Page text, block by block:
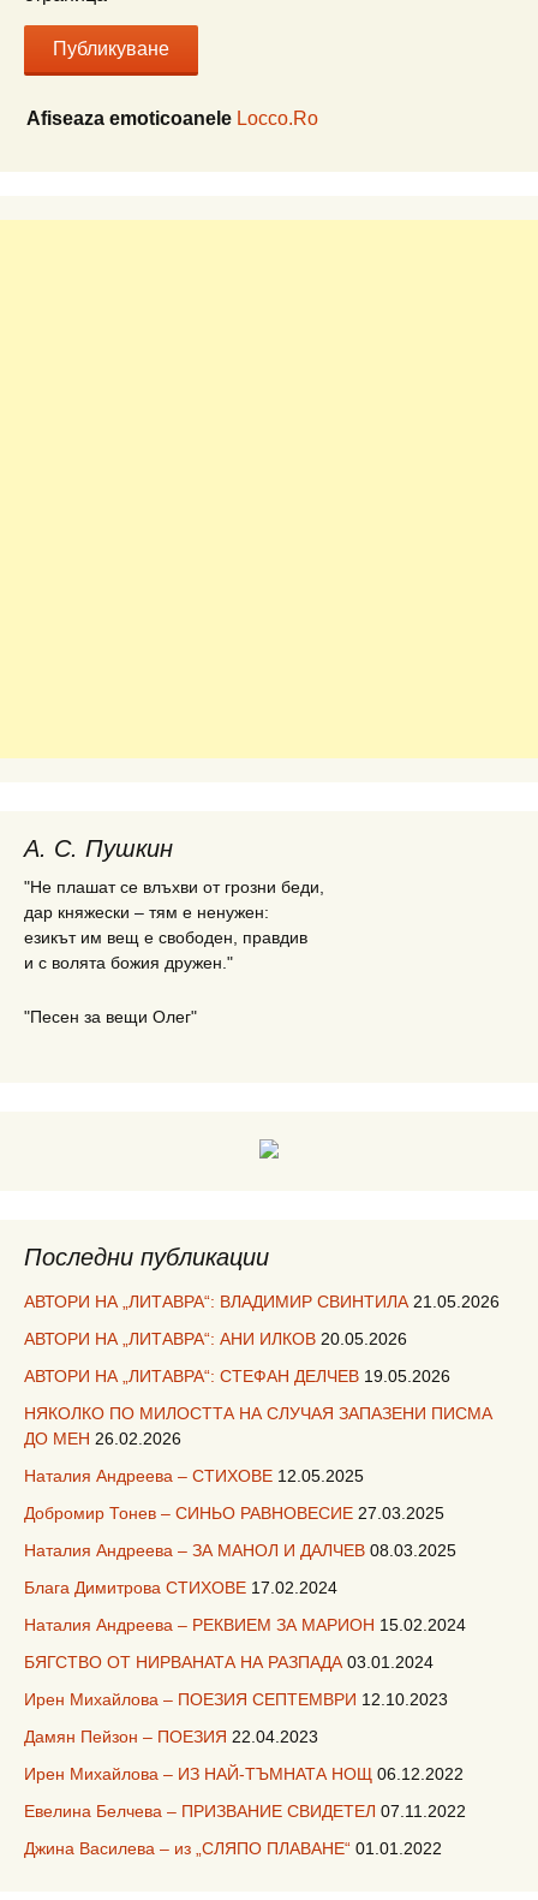
Afiseaza emoticoanele Locco.Ro
А. С. Пушкин
"Не плашат се влъхви от грозни беди,
дар княжески – тям е ненужен:
езикът им вещ е свободен, правдив
и с волята божия дружен."
"Песен за вещи Олег"
Последни публикации
АВТОРИ НА „ЛИТАВРА“: ВЛАДИМИР СВИНТИЛА 21.05.2026
АВТОРИ НА „ЛИТАВРА“: АНИ ИЛКОВ 20.05.2026
АВТОРИ НА „ЛИТАВРА“: СТЕФАН ДЕЛЧЕВ 19.05.2026
НЯКОЛКО ПО МИЛОСТТА НА СЛУЧАЯ ЗАПАЗЕНИ ПИСМА
ДО МЕН 26.02.2026
Наталия Андреева – СТИХОВЕ 12.05.2025
Добромир Тонев – СИНЬО РАВНОВЕСИЕ 27.03.2025
Наталия Андреева – ЗА МАНОЛ И ДАЛЧЕВ 08.03.2025
Блага Димитрова СТИХОВЕ 17.02.2024
Наталия Андреева – РЕКВИЕМ ЗА МАРИОН 15.02.2024
БЯГСТВО ОТ НИРВАНАТА НА РАЗПАДА 03.01.2024
Ирен Михайлова – ПОЕЗИЯ СЕПТЕМВРИ 12.10.2023
Дамян Пейзон – ПОЕЗИЯ 22.04.2023
Ирен Михайлова – ИЗ НАЙ-ТЪМНАТА НОЩ 06.12.2022
Евелина Белчева – ПРИЗВАНИЕ СВИДЕТЕЛ 07.11.2022
Джина Василева – из „СЛЯПО ПЛАВАНЕ“ 01.01.2022